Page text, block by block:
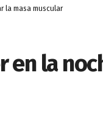
la masa muscular
la